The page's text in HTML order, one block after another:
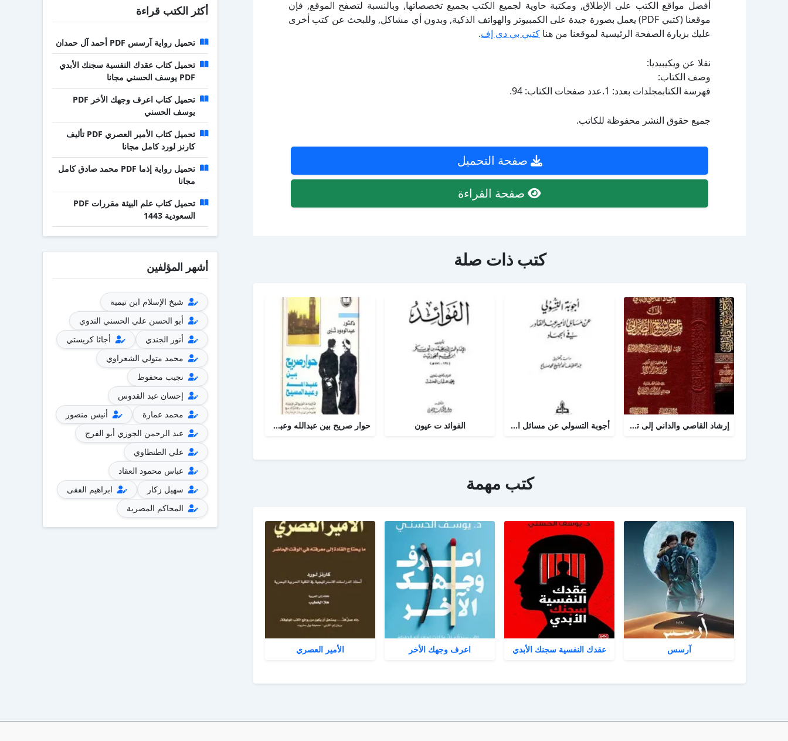
أفضل مواقع الكتب على الإطلاق, ومكتبة حاوية لجميع الكتب بجميع تخصصاتها, وبالنسبة لتصفح الموقع, فإن
موقعنا (كتبي PDF) يعمل بصورة جيدة على الكمبيوتر والهواتف الذكية, وبدون أي مشاكل, وللبحث عن كتب أخرى
عليك بزيارة الصفحة الرئيسية لموقعنا من هنا كتبي بي دي إف.
نقلا عن ويكيبيديا:
وصف الكتاب:
فهرسة الكتابمجلدات بعدد: 1.عدد صفحات الكتاب: 94.
جميع حقوق النشر محفوظة للكاتب.
صفحة التحميل
صفحة القراءة
كتب ذات صلة
إرشاد القاصي والداني إلى تراجم شيوخ الطبراني أجوبة التسولي عن مسائل الأمير عبد القادر في الجهاد الفوائد ت عيون حوار صريح بين عبدالله وعبدالمسيح
كتب مهمة
آرسس عقدك النفسية سجنك الأبدي اعرف وجهك الأخر الأمير العصري
أكثر الكتب قراءة
تحميل رواية آرسس PDF أحمد آل حمدان
تحميل كتاب عقدك النفسية سجنك الأبدي
PDF يوسف الحسني مجانا
تحميل كتاب اعرف وجهك الأخر PDF
يوسف الحسني
تحميل كتاب الأمير العصري PDF تأليف
كارنز لورد كامل مجانا
تحميل رواية إذما PDF محمد صادق كامل
مجانا
تحميل كتاب علم البيئة مقررات PDF
السعودية 1443
أشهر المؤلفين
شيخ الإسلام ابن تيمية
أبو الحسن علي الحسني الندوي
أنور الجندي
أجاثا كريستي
محمد متولي الشعراوي
نجيب محفوظ
إحسان عبد القدوس
محمد عمارة
أنيس منصور
عبد الرحمن الجوزي أبو الفرج
علي الطنطاوي
عباس محمود العقاد
سهيل زكار
ابراهيم الفقى
المحاكم المصرية